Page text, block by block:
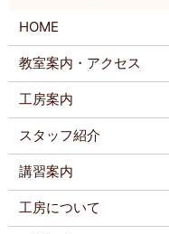
HOME
教室案内・アクセス
工房案内
スタッフ紹介
講習案内
工房について